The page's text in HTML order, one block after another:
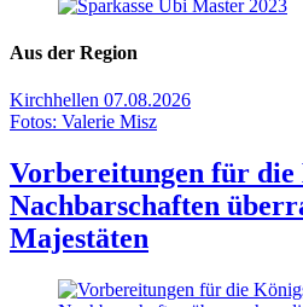
Aus der Region
Kirchhellen 07.08.2026
Fotos: Valerie Misz
Vorbereitungen für die
Nachbarschaften
Majestäten